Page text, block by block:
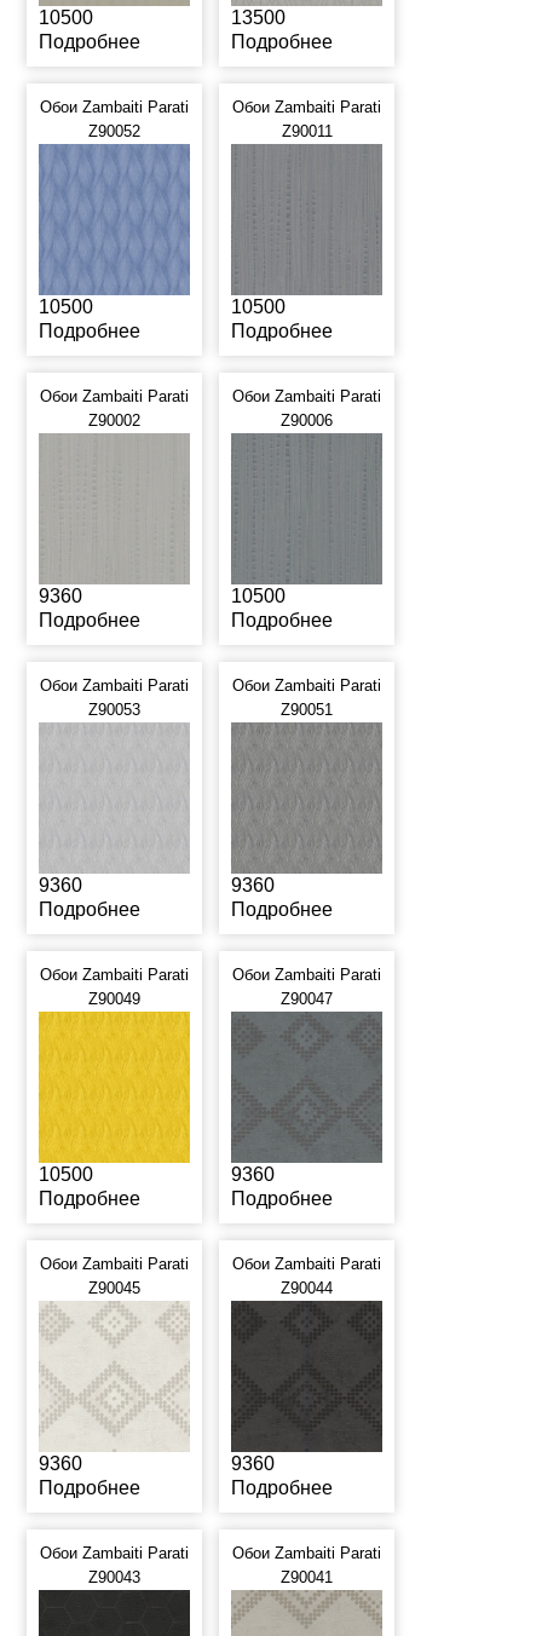
10500
Подробнее
13500
Подробнее
Обои Zambaiti Parati
Z90052
10500
Подробнее
Обои Zambaiti Parati
Z90011
10500
Подробнее
Обои Zambaiti Parati
Z90002
9360
Подробнее
Обои Zambaiti Parati
Z90006
10500
Подробнее
Обои Zambaiti Parati
Z90053
9360
Подробнее
Обои Zambaiti Parati
Z90051
9360
Подробнее
Обои Zambaiti Parati
Z90049
10500
Подробнее
Обои Zambaiti Parati
Z90047
9360
Подробнее
Обои Zambaiti Parati
Z90045
9360
Подробнее
Обои Zambaiti Parati
Z90044
9360
Подробнее
Обои Zambaiti Parati
Z90043
Обои Zambaiti Parati
Z90041